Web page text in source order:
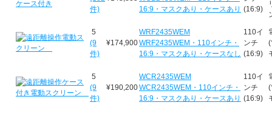
件)
16:9・マスクあり・ケースあり (16:9)
5
(9
件)
¥174,900
WRF2435WEM
WRF2435WEM・110インチ・
16:9・マスクあり・ケースなし
110イ
ンチ
(16:9)
(
5
(9
件)
¥190,200
WCR2435WEM
WCR2435WEM・110インチ・
16:9・マスクあり・ケースあり
110イ
ンチ
(16:9)
(